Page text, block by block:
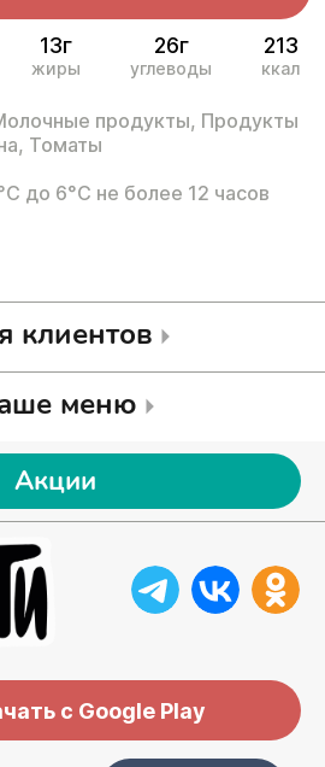
13г
жиры
26г
углеводы
213
ккал
продукты, Продукты
Томаты
до 6°С не более 12 часов
клиентов
меню
Акции
с Google Play